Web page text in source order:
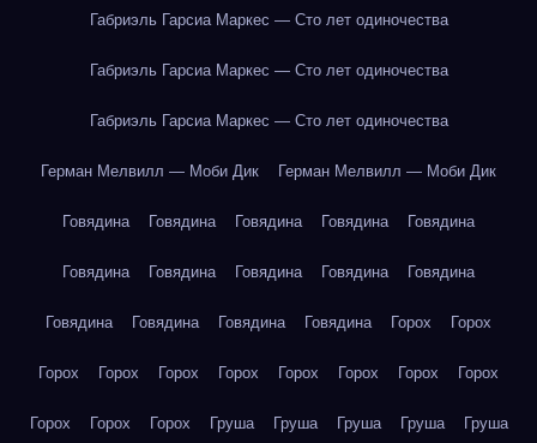
Габриэль Гарсиа Маркес — Сто лет одиночества
Габриэль Гарсиа Маркес — Сто лет одиночества
Габриэль Гарсиа Маркес — Сто лет одиночества
Герман Мелвилл — Моби Дик Герман Мелвилл — Моби Дик
Говядина Говядина Говядина Говядина Говядина
Говядина Говядина Говядина Говядина Говядина
Говядина Говядина Говядина Говядина Горох Горох
Горох Горох Горох Горох Горох Горох Горох Горох
Горох Горох Горох Груша Груша Груша Груша Груша